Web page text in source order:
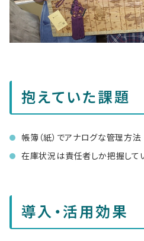
抱えていた課題
帳簿（紙）でアナログな管理方法
在庫状況は責任者しか把握して
導入・活用効果